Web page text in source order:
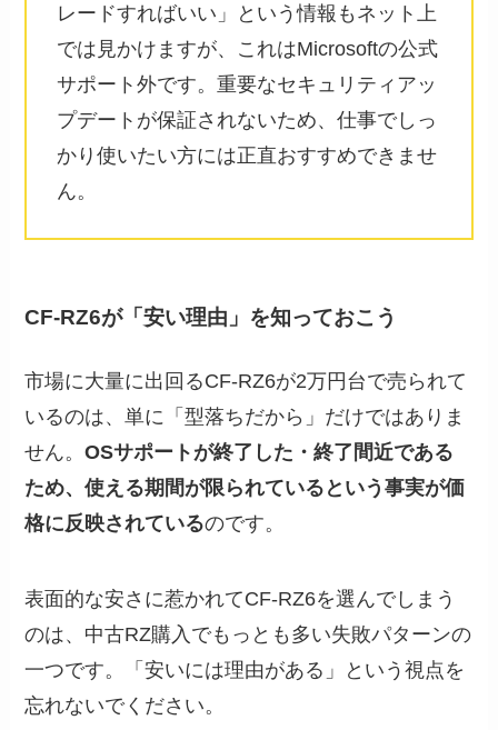
レードすればいい」という情報もネット上
では見かけますが、これはMicrosoftの公式
サポート外です。重要なセキュリティアッ
プデートが保証されないため、仕事でしっ
かり使いたい方には正直おすすめできませ
ん。
CF-RZ6が「安い理由」を知っておこう
市場に大量に出回るCF-RZ6が2万円台で売られて
いるのは、単に「型落ちだから」だけではありま
せん。OSサポートが終了した・終了間近である
ため、使える期間が限られているという事実が価
格に反映されているのです。
表面的な安さに惹かれてCF-RZ6を選んでしまう
のは、中古RZ購入でもっとも多い失敗パターンの
一つです。「安いには理由がある」という視点を
忘れないでください。